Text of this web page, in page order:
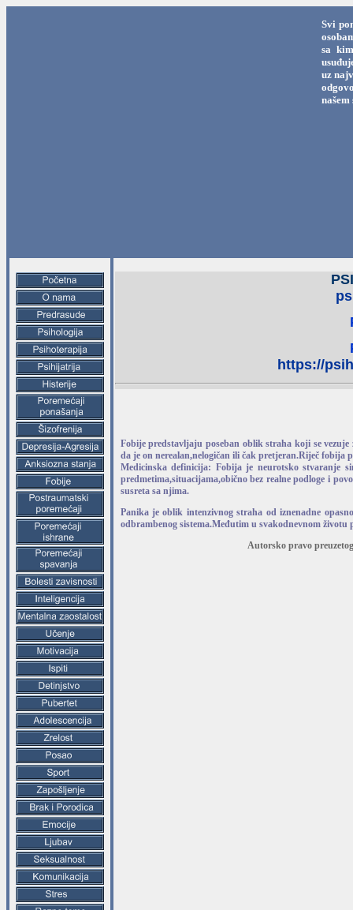
Svi
sa
uz
https://
Fobije predstavljaju poseban oblik straha koji se
da je on nerealan,nelogičan ili čak pretjeran.Riječ fobija
Medicinska definicija: Fobija je neurotsko stvaranje
predmetima,situacijama,obično bez realne podloge i
susreta sa njima.
Panika je oblik intenzivnog straha od iznenadne
odbrambenog sistema.Međutim u svakodnevnom
Autorsko pravo